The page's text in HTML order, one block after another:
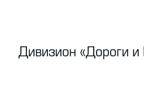
Дивизион «Дороги